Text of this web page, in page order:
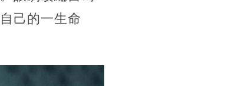
己的一生命